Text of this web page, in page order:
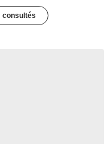
consultés